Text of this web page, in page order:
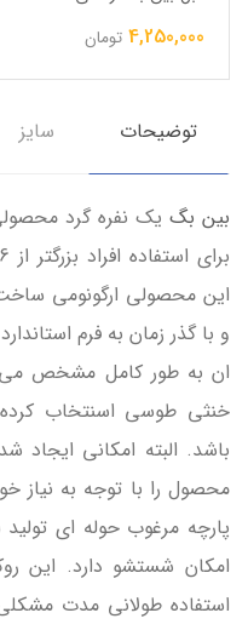
4,250,000 تومان
توضیحات سایز
بین بگ یک نفره گرد
این محصولی ارگونومی
و با گذر زمان به فرم
ان به طور کامل مشخص می
خنثی طوسی اسنتخاب
باشد. البته امکانی ایجاد
محصول را با توجه به نیاز
پارچه مرغوب حوله ای
امکان شستشو دارد. این
استفاده طولانی مدت